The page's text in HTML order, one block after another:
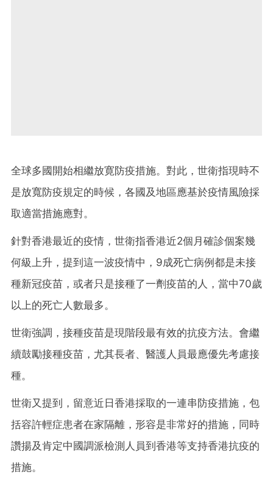
全球多國開始相繼放寛防疫措施。對此，世衛指現時不
是放寬防疫規定的時候，各國及地區應基於疫情風險採
取適當措施應對。
針對香港最近的疫情，世衛指香港近2個月確診個案幾
何級上升，提到這一波疫情中，9成死亡病例都是未接
種新冠疫苗，或者只是接種了一劑疫苗的人，當中70歲
以上的死亡人數最多。
世衛強調，接種疫苗是現階段最有效的抗疫方法。會繼
續鼓勵接種疫苗，尤其長者、醫護人員最應優先考慮接
種。
世衛又提到，留意近日香港採取的一連串防疫措施，包
括容許輕症患者在家隔離，形容是非常好的措施，同時
讚揚及肯定中國調派檢測人員到香港等支持香港抗疫的
措施。